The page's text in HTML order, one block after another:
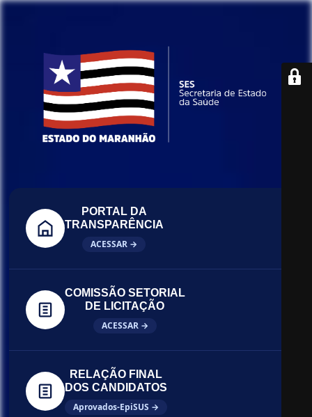
PORTAL DA
TRANSPARÊNCIA
ACESSAR →
COMISSÃO SETORIAL
DE LICITAÇÃO
ACESSAR →
RELAÇÃO FINAL
DOS CANDIDATOS
Aprovados-EpiSUS →